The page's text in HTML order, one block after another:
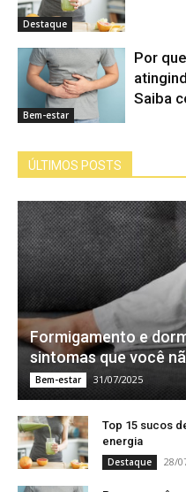
Destaque
Bem-estar
Por
Saiba
ÚLTIMOS POSTS
Formigamento e
sintomas que você
Bem-estar 31/07/2025
Top 15 sucos
energia
Destaque 28/